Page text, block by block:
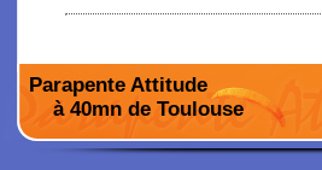
Parapente Attitude
à 40mn de Toulouse